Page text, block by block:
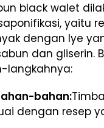
black walet
yaitu
dengan lye
dan gliserin.
langkahnya:
bahan:
dengan resep